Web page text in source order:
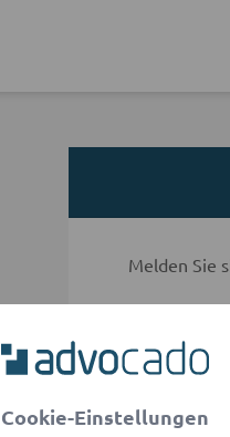
Melden Sie
E-Mail-
Passwort
Cookie-Einstellungen